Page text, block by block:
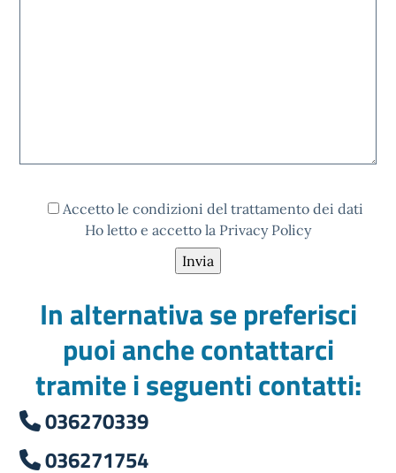
Accetto le condizioni del trattamento dei dati
Ho letto e accetto la Privacy Policy
In alternativa se preferisci
puoi anche contattarci
tramite i seguenti contatti:
036270339
036271754